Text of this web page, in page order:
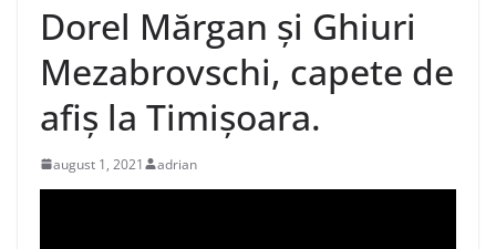
Dorel Mărgan și Ghiuri
Mezabrovschi, capete de
afiș la Timișoara.
august 1, 2021 adrian